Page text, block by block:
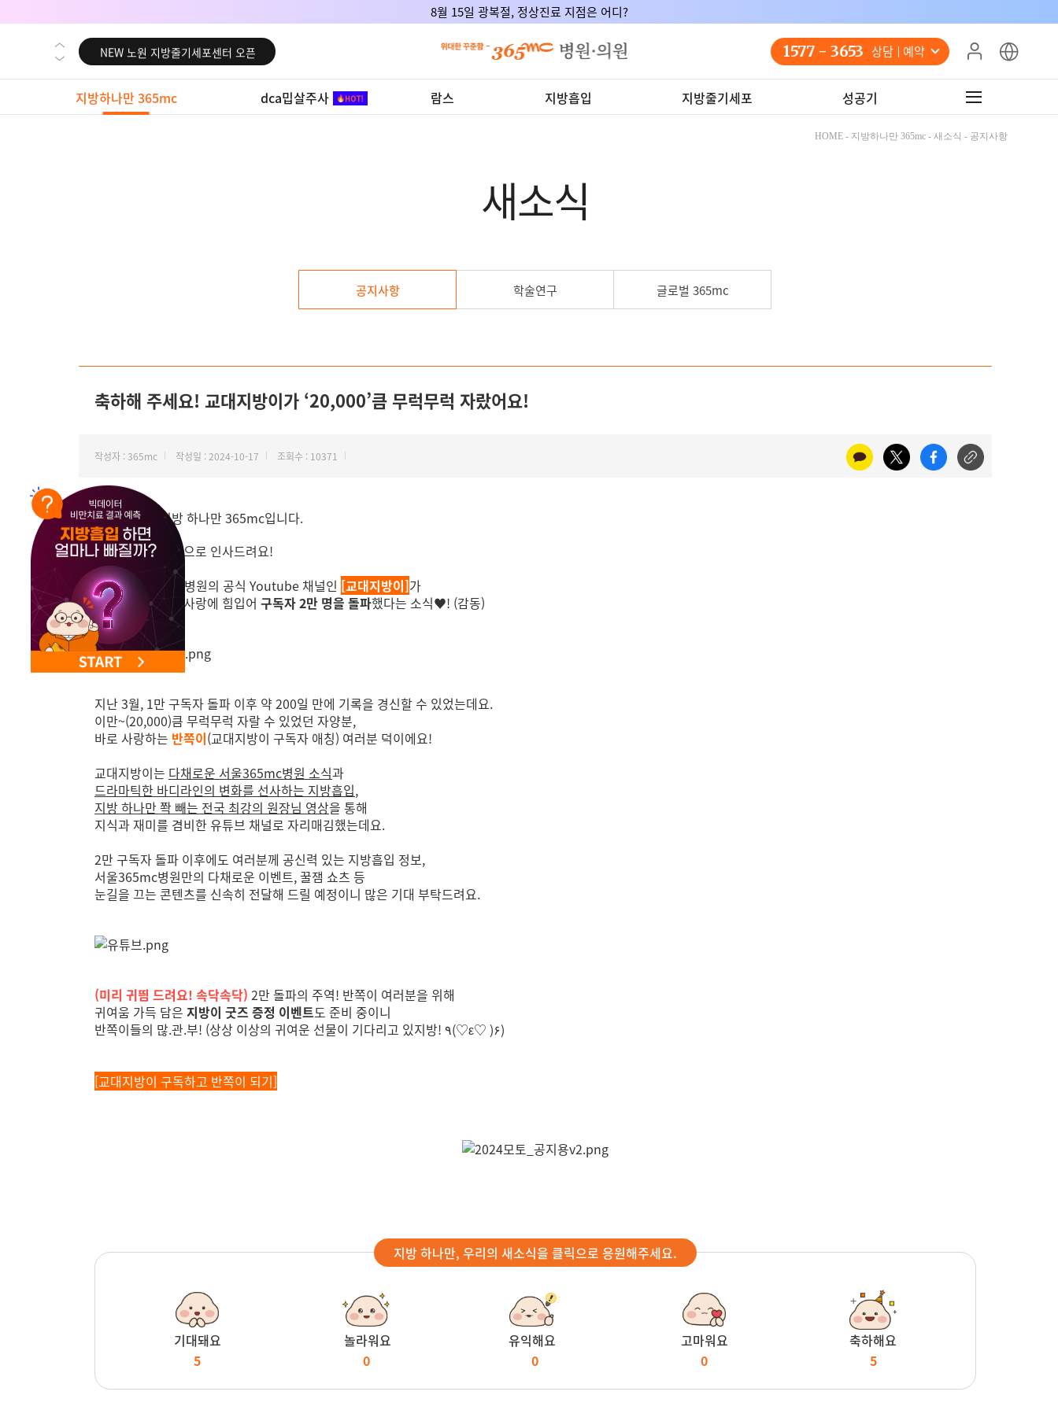
8월 15일 광복절, 정상진료 지점은 어디?
NEW 대전 지방줄기세포센터 오픈
NEW 노원 지방줄기세포센터 오픈
NEW 미국 LA점 오픈
NEW 부산 지방줄기세포센터 오픈
1577 - 3653 상담 예약
지방하나만 365mc dca밉살주사 람스 지방흡입 지방줄기세포 성공기
HOME - 지방하나만 365mc - 새소식 - 공지사항
새소식
공지사항 학술연구 글로벌 365mc
축하해 주세요! 교대지방이가 ‘20,000’큼 무럭무럭 자랐어요!
작성자 : 365mc 작성일 : 2024-10-17 조회수 : 10371
안녕하세요, 지방 하나만 365mc입니다.
오늘은 기쁜 소식으로 인사드려요!
바로 서울365mc병원의 공식 Youtube 채널인 [교대지방이]가
여러분의 성원과 사랑에 힘입어 구독자 2만 명을 돌파했다는 소식♥! (감동)
지난 3월, 1만 구독자 돌파 이후 약 200일 만에 기록을 경신할 수 있었는데요.
이만~(20,000)큼 무럭무럭 자랄 수 있었던 자양분,
바로 사랑하는 반쪽이(교대지방이 구독자 애칭) 여러분 덕이에요!
교대지방이는 다채로운 서울365mc병원 소식과
드라마틱한 바디라인의 변화를 선사하는 지방흡입,
지방 하나만 쫙 빼는 전국 최강의 원장님 영상을 통해
지식과 재미를 겸비한 유튜브 채널로 자리매김했는데요.
2만 구독자 돌파 이후에도 여러분께 공신력 있는 지방흡입 정보,
서울365mc병원만의 다채로운 이벤트, 꿀잼 쇼츠 등
눈길을 끄는 콘텐츠를 신속히 전달해 드릴 예정이니 많은 기대 부탁드려요.
(미리 귀띔 드려요! 속닥속닥) 2만 돌파의 주역! 반쪽이 여러분을 위해
귀여움 가득 담은 지방이 굿즈 증정 이벤트도 준비 중이니
반쪽이들의 많.관.부! (상상 이상의 귀여운 선물이 기다리고 있지방! ٩(♡ε♡ )۶)
[교대지방이 구독하고 반쪽이 되기]
지방 하나만, 우리의 새소식을 클릭으로 응원해주세요.
기대돼요
5
놀라워요
0
유익해요
0
고마워요
0
축하해요
5